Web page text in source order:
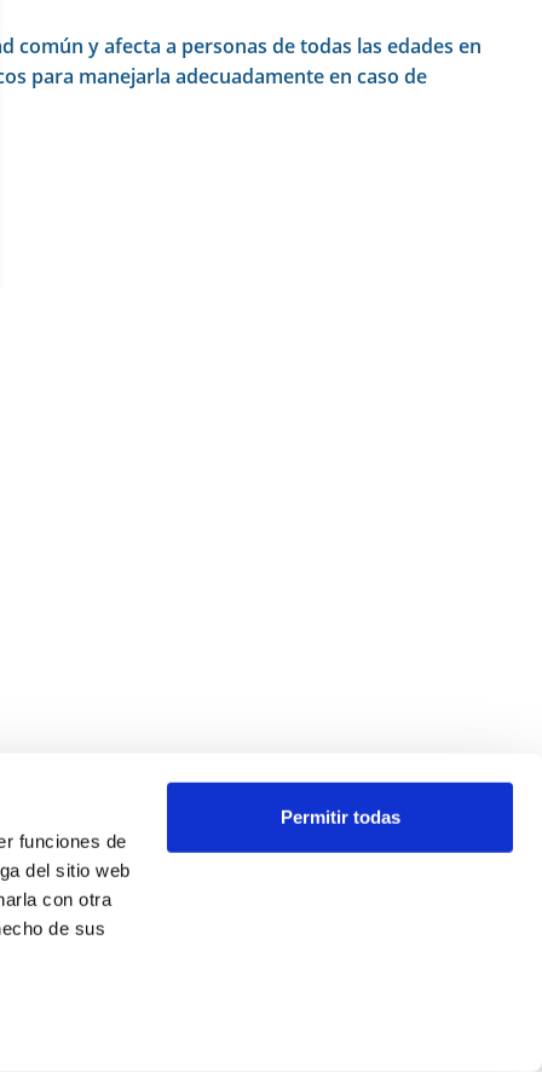
funciones de
del sitio web
con otra
de sus
Permitir todas
y afecta a personas de todas las edades en
para manejarla adecuadamente en caso de